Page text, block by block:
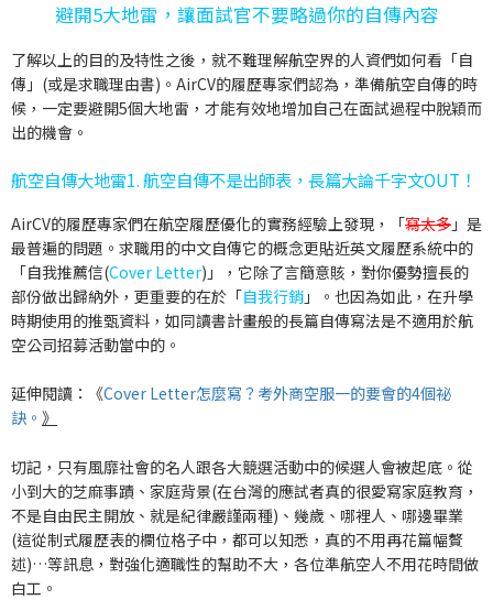
避開5大地雷，讓面試官不要略過你的自傳內容
了解以上的目的及特性之後，就不難理解航空界的人資們如何看「自
傳」(或是求職理由書)。AirCV的履歷專家們認為，準備航空自傳的時
候，一定要避開5個大地雷，才能有效地增加自己在面試過程中脫穎而
出的機會。
航空自傳大地雷1. 航空自傳不是出師表，長篇大論千字文OUT！
AirCV的履歷專家們在航空履歷優化的實務經驗上發現，「寫太多 」是
最普遍的問題。求職用的中文自傳它的概念更貼近英文履歷系統中的
「自我推薦信(Cover Letter) 」，它除了言簡意賅，對你優勢擅長的
部份做出歸納外，更重要的在於「自我行銷 」。也因為如此，在升學
時期使用的推甄資料，如同讀書計畫般的長篇自傳寫法是不適用於航
空公司招募活動當中的。
延伸閱讀：《Cover Letter怎麼寫？考外商空服一的要會的4個祕
訣。 》
切記， 只有風靡社會的名人跟各大競選活動中的候選人會被起底 。從
小到大的芝麻事蹟、家庭背景(在台灣的應試者真的很愛寫家庭教育，
不是自由民主開放、就是紀律嚴謹兩種)、幾歲、哪裡人、哪邊畢業
(這從制式履歷表的欄位格子中，都可以知悉，真的不用再花篇幅贅
述)…等訊息，對強化適職性的幫助不大，各位準航空人不用花時間做
白工。